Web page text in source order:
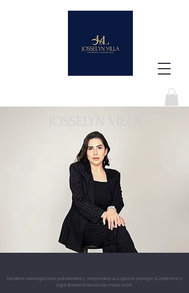
Fiscalidad estratégica para profesionistas y empresarios que quieren proteger su patrimonio y
lograr libertad financiera sin miedo al SAT